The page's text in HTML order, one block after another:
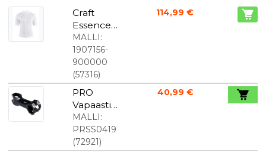
Craft
Essence
Jersey
Miesten
valkoinen
Tight Fit
MALLI:
1907156-
900000
(57316)
114,99 €
PRO
Vapaasti
seisova varsi
PLT Musta
90mm
MALLI:
PRSS0419
(72921)
40,99 €